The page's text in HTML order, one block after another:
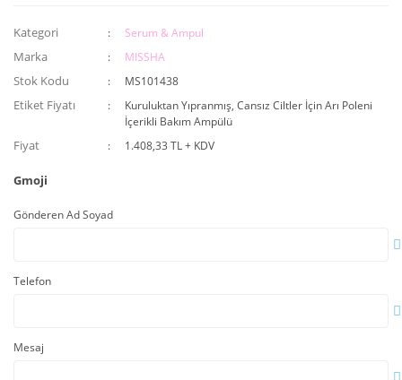
Kategori Serum & Ampul
Marka MISSHA
Stok Kodu MS101438
Etiket Fiyatı
Kuruluktan Yıpranmış, Cansız Ciltler İçin Arı Poleni
İçerikli Bakım Ampülü
Fiyat 1.408,33 TL + KDV
Gmoji
Gönderen Ad Soyad
Telefon
Mesaj